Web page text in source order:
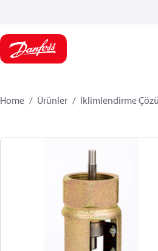
Home Ürünler İklimlendirme